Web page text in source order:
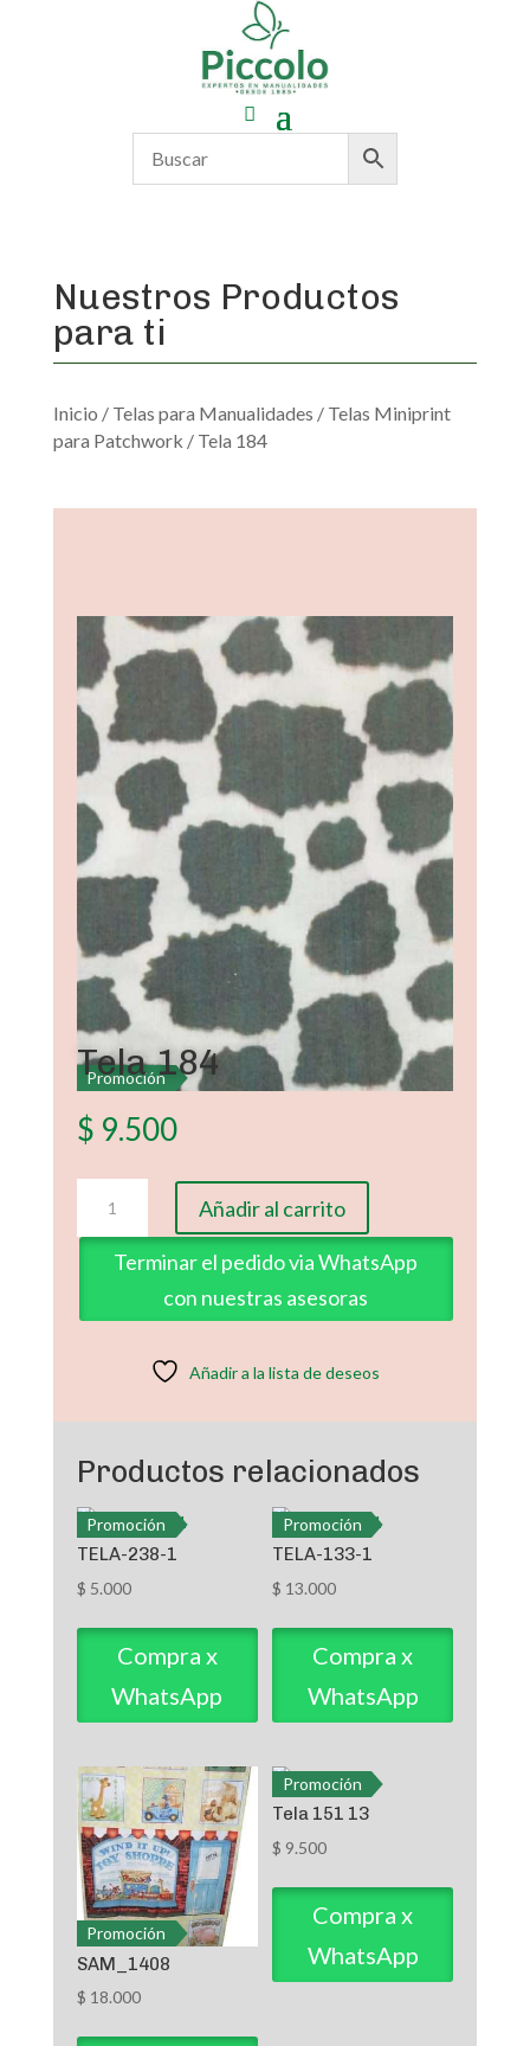
Nuestros Productos
para ti
Inicio / Telas para Manualidades / Telas Miniprint
para Patchwork / Tela 184
Promoción
Tela 184
$ 9.500
cantidad
Añadir al carrito
Terminar el pedido via WhatsApp
con nuestras asesoras
Añadir a la lista de deseos
Productos relacionados
Promoción
TELA-238-1
$ 5.000
Compra x
WhatsApp
Promoción
TELA-133-1
$ 13.000
Compra x
WhatsApp
Promoción
SAM_1408
$ 18.000
Promoción
Tela 151 13
$ 9.500
Compra x
WhatsApp